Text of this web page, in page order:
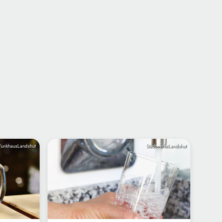
StadtwerkeLandshut